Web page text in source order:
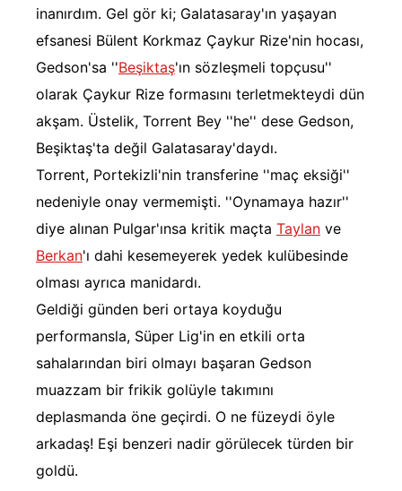
inanırdım. Gel gör ki; Galatasaray'ın yaşayan
efsanesi Bülent Korkmaz Çaykur Rize'nin hocası,
Gedson'sa ''Beşiktaş'ın sözleşmeli topçusu''
olarak Çaykur Rize formasını terletmekteydi dün
akşam. Üstelik, Torrent Bey ''he'' dese Gedson,
Beşiktaş'ta değil Galatasaray'daydı.
Torrent, Portekizli'nin transferine ''maç eksiği''
nedeniyle onay vermemişti. ''Oynamaya hazır''
diye alınan Pulgar'ınsa kritik maçta Taylan ve
Berkan'ı dahi kesemeyerek yedek kulübesinde
olması ayrıca manidardı.
Geldiği günden beri ortaya koyduğu
performansla, Süper Lig'in en etkili orta
sahalarından biri olmayı başaran Gedson
muazzam bir frikik golüyle takımını
deplasmanda öne geçirdi. O ne füzeydi öyle
arkadaş! Eşi benzeri nadir görülecek türden bir
goldü.